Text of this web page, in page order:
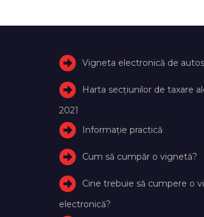
Vigneta electronică de
Harta secțiunilor de taxare
2021
Informație practică
Cum să cumpăr o vignetă?
Cine trebuie să cumpere o
electronică?